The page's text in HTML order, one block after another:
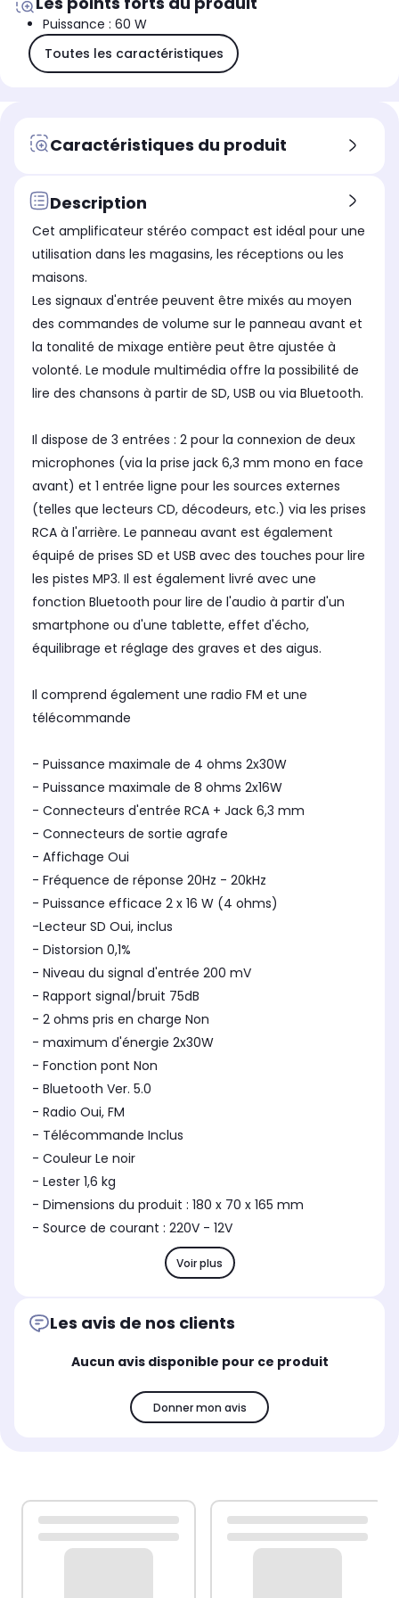
Puissance : 60 W
Toutes les caractéristiques
Caractéristiques du produit
Description
Cet amplificateur stéréo compact est idéal pour une
utilisation dans les magasins, les réceptions ou les
maisons.
Les signaux d'entrée peuvent être mixés au moyen
des commandes de volume sur le panneau avant et
la tonalité de mixage entière peut être ajustée à
volonté. Le module multimédia offre la possibilité de
lire des chansons à partir de SD, USB ou via Bluetooth.
Il dispose de 3 entrées : 2 pour la connexion de deux
microphones (via la prise jack 6,3 mm mono en face
avant) et 1 entrée ligne pour les sources externes
(telles que lecteurs CD, décodeurs, etc.) via les prises
RCA à l'arrière. Le panneau avant est également
équipé de prises SD et USB avec des touches pour lire
les pistes MP3. Il est également livré avec une
fonction Bluetooth pour lire de l'audio à partir d'un
smartphone ou d'une tablette, effet d'écho,
équilibrage et réglage des graves et des aigus.
Il comprend également une radio FM et une
télécommande
- Puissance maximale de 4 ohms 2x30W
- Puissance maximale de 8 ohms 2x16W
- Connecteurs d'entrée RCA + Jack 6,3 mm
- Connecteurs de sortie agrafe
- Affichage Oui
- Fréquence de réponse 20Hz - 20kHz
- Puissance efficace 2 x 16 W (4 ohms)
-Lecteur SD Oui, inclus
- Distorsion 0,1%
- Niveau du signal d'entrée 200 mV
- Rapport signal/bruit 75dB
- 2 ohms pris en charge Non
- maximum d'énergie 2x30W
- Fonction pont Non
- Bluetooth Ver. 5.0
- Radio Oui, FM
- Télécommande Inclus
- Couleur Le noir
- Lester 1,6 kg
- Dimensions du produit : 180 x 70 x 165 mm
- Source de courant : 220V - 12V
Voir plus
Les avis de nos clients
Aucun avis disponible pour ce produit
Donner mon avis